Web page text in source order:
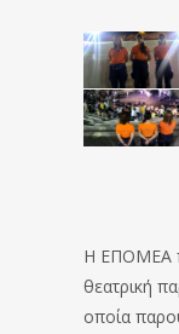
Η ΕΠΟΜΕΑ
θεατρική
οποία